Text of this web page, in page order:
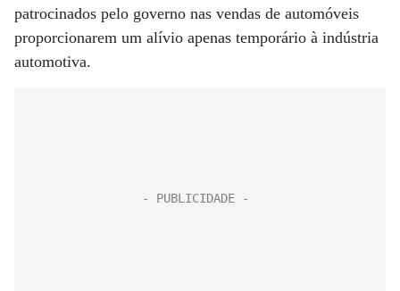
patrocinados pelo governo nas vendas de automóveis
proporcionarem um alívio apenas temporário à indústria
automotiva.